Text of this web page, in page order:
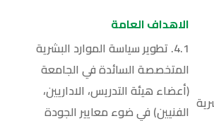
الاهداف العامة
4.1. تطوير سياسة الموارد البشرية
المتخصصة السائدة في الجامعة
(أعضاء هيئة التدريس، الاداريين،
الفنيين) في ضوء معايير الجودة